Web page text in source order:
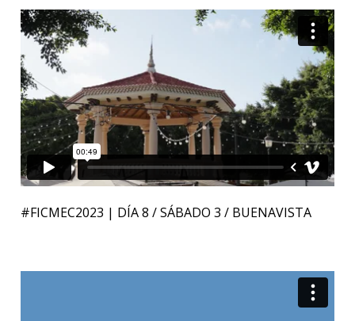
#FICMEC2023 | DÍA 8 / SÁBADO 3 / BUENAVISTA